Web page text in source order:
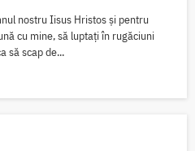
nostru Iisus Hristos și pentru
cu mine, să luptați în rugăciuni
să scap de...